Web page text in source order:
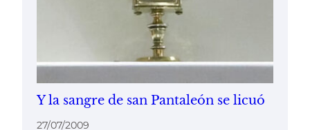
Y la sangre de san Pantaleón se licuó
27/07/2009